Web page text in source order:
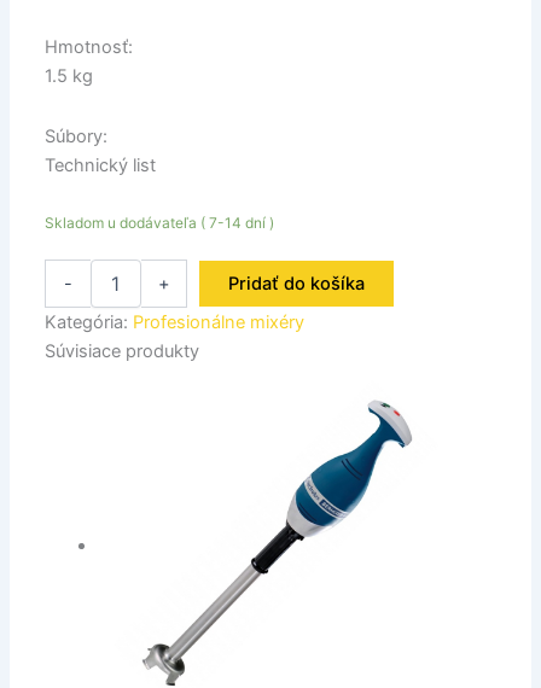
Hmotnosť:
1.5 kg
Súbory:
Technický list
Skladom u dodávateľa ( 7-14 dní )
- +
Pridať do košíka
Kategória: Profesionálne mixéry
Súvisiace produkty